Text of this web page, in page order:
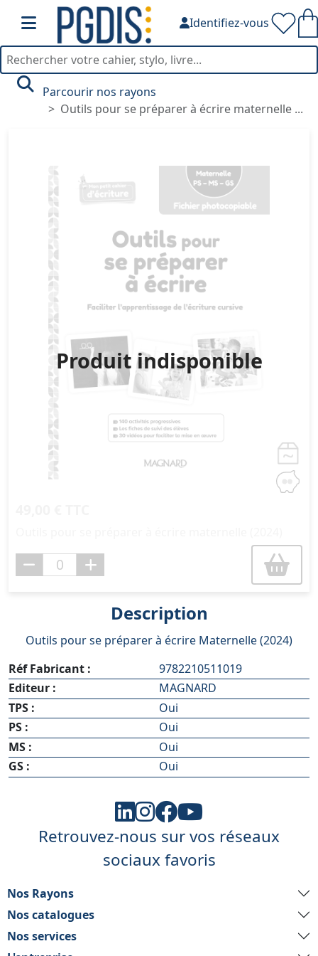
Identifiez-vous
Parcourir nos rayons
Outils pour se préparer à écrire maternelle ...
Produit indisponible
Description
Outils pour se préparer à écrire Maternelle (2024)
Réf Fabricant :
9782210511019
Editeur :
MAGNARD
TPS :
Oui
PS :
Oui
MS :
Oui
GS :
Oui
Retrouvez-nous sur vos réseaux
sociaux favoris
Nos Rayons
Nos catalogues
Nos services